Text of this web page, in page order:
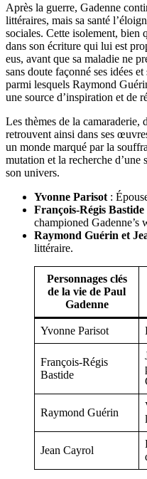
Après la guerre, Gadenne
littéraires, mais sa santé
sociales. Cette isolement, bien
dans son écriture qui lui est
eus, avant que sa maladie ne
sans doute façonné ses idées
parmi lesquels Raymond
une source d’inspiration et de
Les thèmes de la camaraderie,
retrouvent ainsi dans ses
un monde marqué par la
mutation et la recherche
son univers.
Yvonne Parisot :
François-Régis Bastide
championed Gadenne’s
Raymond Guérin et
littéraire.
Personnages clés
de la vie de Paul
Gadenne
Yvonne Parisot
François-Régis
Bastide
Raymond Guérin
Jean Cayrol